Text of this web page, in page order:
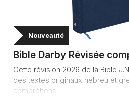
Nouveauté
Bible Darby Révisée
Cette révision 2026 de la Bible
des textes originaux hébreu et
compréhens...